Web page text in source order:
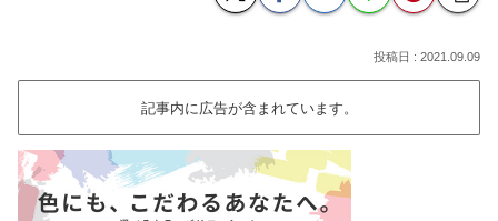
2021.09.09
記事内に広告が含まれています。